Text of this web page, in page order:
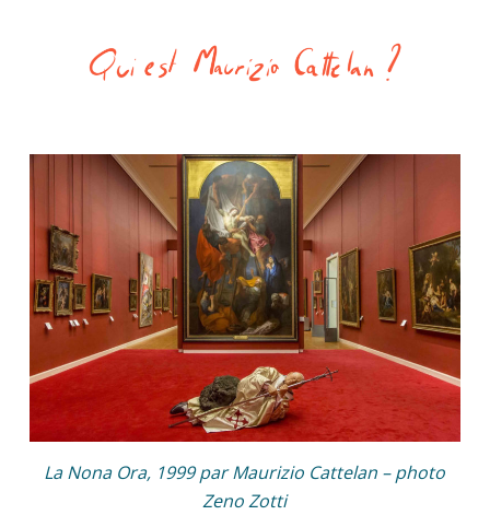
La Nona Ora, 1999 par Maurizio Cattelan – photo
Zeno Zotti